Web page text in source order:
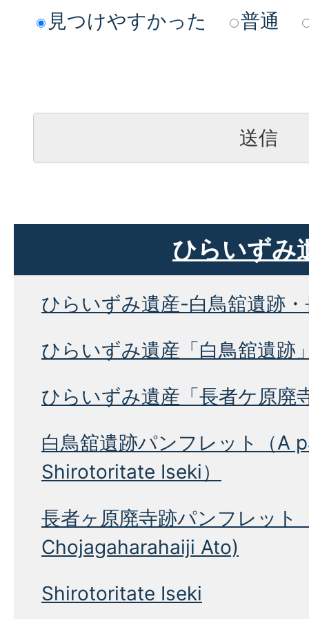
見つけやすかった 普通
ひらいずみ
ひらいずみ遺産-白鳥舘遺跡
ひらいずみ遺産「白鳥舘遺跡
ひらいずみ遺産「長者ケ原廃
白鳥舘遺跡パンフレット（A
Shirotoritate Iseki）
長者ヶ原廃寺跡パンフレッ
Chojagaharahaiji Ato)
Shirotoritate Iseki